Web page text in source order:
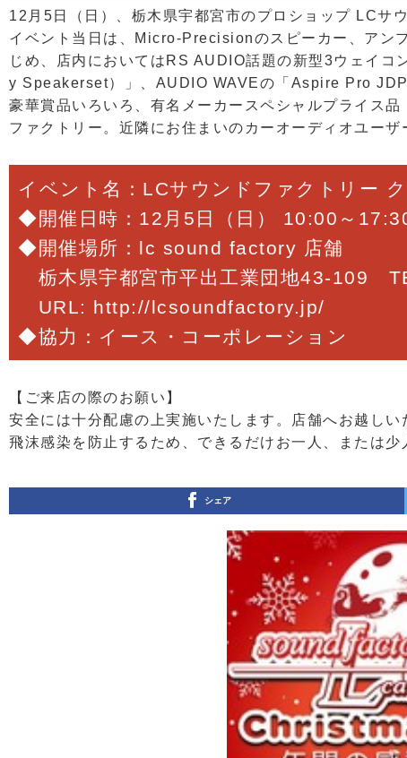
12月5日（日）、栃木県宇都宮市のプロショップ LCサ
イベント当日は、Micro-Precisionのスピーカー、アン
じめ、店内においてはRS AUDIO話題の新型3ウェイ
y Speakerset）」、AUDIO WAVEの「Aspire Pro JDP
豪華賞品いろいろ、有名メーカースペシャルプライス
ファクトリー。近隣にお住まいのカーオーディオユー
イベント名：LCサウンドファクトリー
◆開催日時：12月5日（日） 10:00～
◆開催場所：lc sound factory 店舗
栃木県宇都宮市平出工業団地43-109
URL: http://lcsoundfactory.jp/
◆協力：イース・コーポレーション
【ご来店の際のお願い】
安全には十分配慮の上実施いたします。店舗へお越し
飛沫感染を防止するため、できるだけお一人、または少
シェア